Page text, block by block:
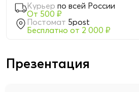
Курьер по всей России
От 500 ₽
Постомат 5post
Бесплатно от 2 000 ₽
Презентация